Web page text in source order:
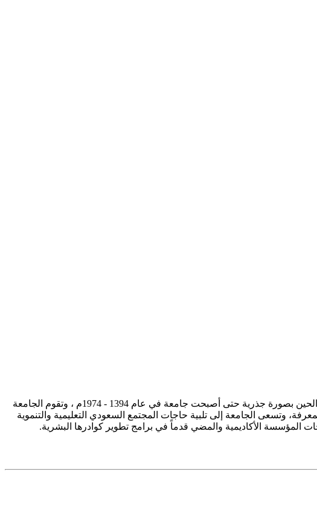
تأسست جامعة الإمام محمد بن سعود الإسلامية ممثلة في كلية الشريعة في سنة 1373هـ 1953م، وتطورت منذ ذلك الحين بصورة جذرية حتى أصبحت جامعة في عام 1394 - 1974م ، وتقوم الجامعة
وتسعى الجامعة إلى تلبية حاجات المجتمع السعودي التعليمية والتنموية
المؤسسة الأكاديمية والمضي قدماً في برامج تطوير كوادرها البشرية.